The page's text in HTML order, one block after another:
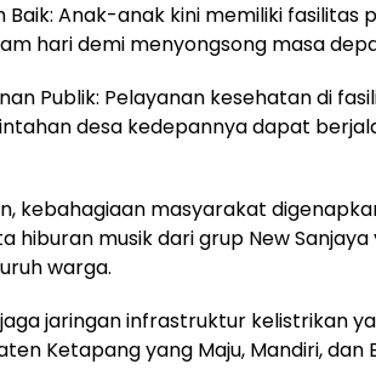
Baik: Anak-anak kini memiliki fasilitas
hari demi menyongsong masa
Publik: Pelayanan kesehatan di
desa kedepannya dapat
kebahagiaan masyarakat
hiburan musik dari grup New
warga.
jaringan infrastruktur kelistrikan
Ketapang yang Maju, Mandiri, dan